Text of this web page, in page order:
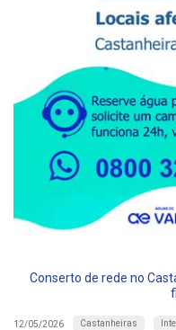
Conserto de rede no
12/05/2026 Castanheiras